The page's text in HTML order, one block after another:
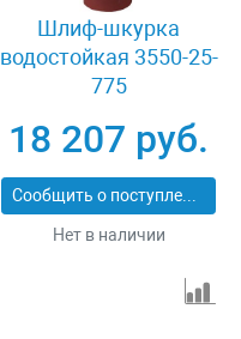
Шлиф-шкурка
водостойкая 3550-25-
775
18 207 руб.
Сообщить о поступлении
Нет в наличии